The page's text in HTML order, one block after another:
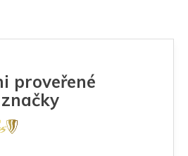
proveřené
značky